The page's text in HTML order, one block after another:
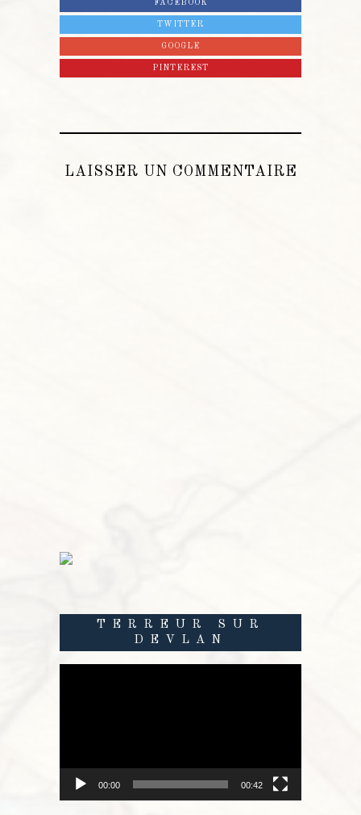
FACEBOOK
TWITTER
GOOGLE
PINTEREST
LAISSER UN COMMENTAIRE
TERREUR SUR
DEVLAN
00:00 00:42